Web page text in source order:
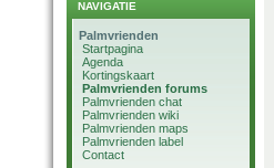
NAVIGATIE
Palmvrienden
Startpagina
Agenda
Kortingskaart
Palmvrienden forums
Palmvrienden chat
Palmvrienden wiki
Palmvrienden maps
Palmvrienden label
Contact